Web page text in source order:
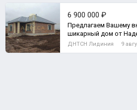
6 900 000 ₽
Предлагаем Вашему
шикарный дом от
застройщика на ул.,
ДНТСН Лидиния 9